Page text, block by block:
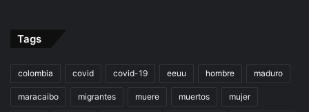
Tags
colombia covid covid-19 eeuu hombre maduro
maracaibo migrantes muere muertos mujer